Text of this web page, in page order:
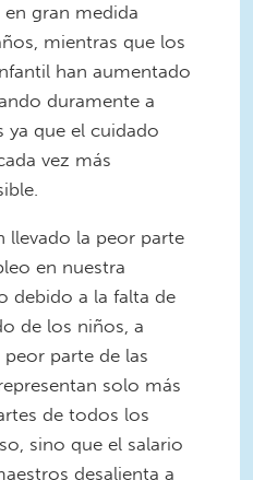
en gran medida
mientras que los
han aumentado
duramente a
ya que el cuidado
vez más
llevado la peor parte
en nuestra
debido a la falta de
de los niños, a
parte de las
solo más
de todos los
sino que el salario
desalienta a